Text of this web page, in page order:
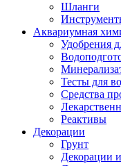
Шланги
Аквариумная
Удобрения
Тесты для
Средства
Реактивы
Декорации
Грунт
Декорации